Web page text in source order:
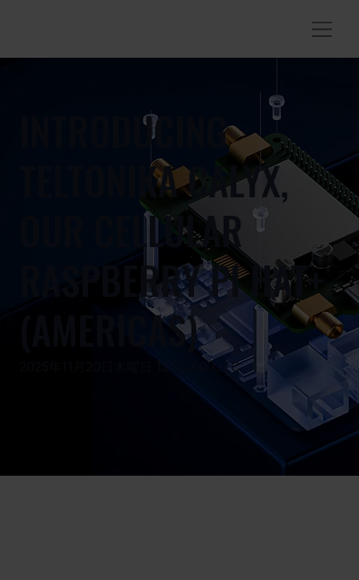
INTRODUCING
TELTONIKA CALYX,
OUR CELLULAR
RASPBERRY PI HAT+
(AMERICAS)
2025年11月20日木曜日 15:00:00 UTC